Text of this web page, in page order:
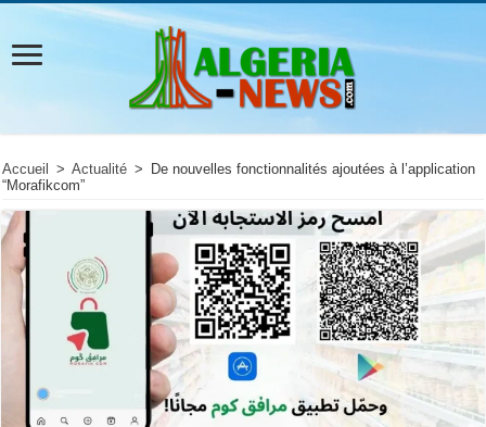
Accueil > Actualité >
De nouvelles fonctionnalités ajoutées à l’application
“Morafikcom”